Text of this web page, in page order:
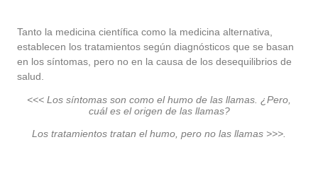
Tanto la medicina científica como la medicina alternativa,
establecen los tratamientos según diagnósticos que se basan
en los síntomas, pero no en la causa de los desequilibrios de
salud.
<<< Los síntomas son como el humo de las llamas. ¿Pero,
cuál es el origen de las llamas?
Los tratamientos tratan el humo, pero no las llamas >>>.